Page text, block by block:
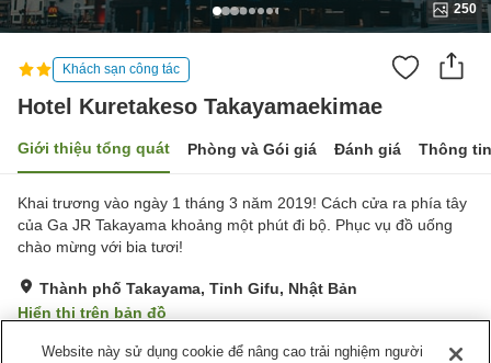
250
Khách sạn công tác
Hotel Kuretakeso Takayamaekimae
Giới thiệu tổng quát Phòng và Gói giá Đánh giá Thông
Khai trương vào ngày 1 tháng 3 năm 2019! Cách cửa ra phía tây
của Ga JR Takayama khoảng một phút đi bộ. Phục vụ đồ uống
chào mừng với bia tươi!
Thành phố Takayama, Tỉnh Gifu, Nhật Bản
Hiển thị trên bản đồ
Tuyệt vời Đánh giá:932lượt
Website này sử dụng cookie để nâng cao trải nghiệm người